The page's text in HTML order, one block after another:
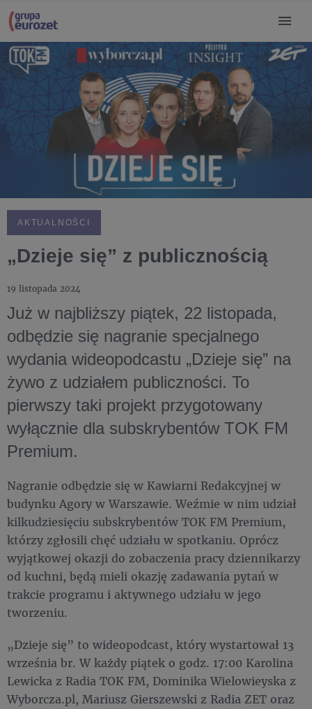
AKTUALNOŚCI
„Dzieje się” z publicznością
19 listopada 2024
Już w najbliższy piątek, 22 listopada,
odbędzie się nagranie specjalnego
wydania wideopodcastu „Dzieje się” na
żywo z udziałem publiczności. To
pierwszy taki projekt przygotowany
wyłącznie dla subskrybentów TOK FM
Premium.
Nagranie odbędzie się w Kawiarni Redakcyjnej w
budynku Agory w Warszawie. Weźmie w nim udział
kilkudziesięciu subskrybentów TOK FM Premium,
którzy zgłosili chęć udziału w spotkaniu. Oprócz
wyjątkowej okazji do zobaczenia pracy dziennikarzy
od kuchni, będą mieli okazję zadawania pytań w
trakcie programu i aktywnego udziału w jego
tworzeniu.
„Dzieje się” to wideopodcast, który wystartował 13
września br. W każdy piątek o godz. 17:00 Karolina
Lewicka z Radia TOK FM, Dominika Wielowieyska z
Wyborcza.pl, Mariusz Gierszewski z Radia ZET oraz